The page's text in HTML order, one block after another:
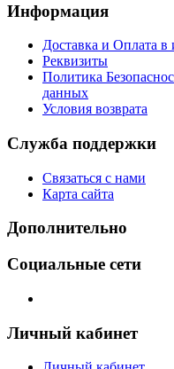
Информация
Доставка и Оплата
Реквизиты
Политика
данных
Условия возврата
Служба поддержки
Связаться с нами
Карта сайта
Дополнительно
Социальные сети
Личный кабинет